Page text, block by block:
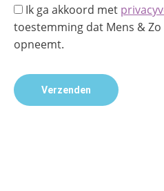
Ik ga akkoord met
toestemming dat Mens &
opneemt.